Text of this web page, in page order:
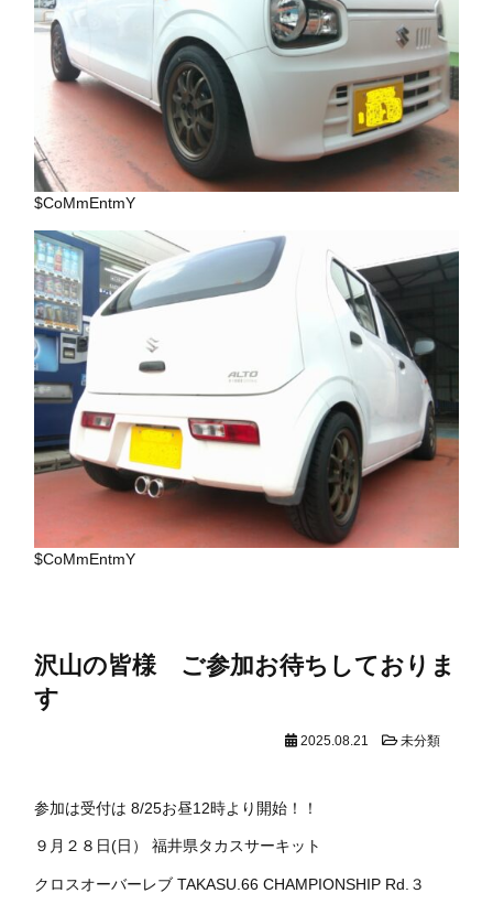
$CoMmEntmY
$CoMmEntmY
沢山の皆様 ご参加お待ちしておりま
す
2025.08.21 未分類
参加は受付は 8/25お昼12時より開始！！
９月２８日(日） 福井県タカスサーキット
クロスオーバーレブ TAKASU.66 CHAMPIONSHIP Rd.３